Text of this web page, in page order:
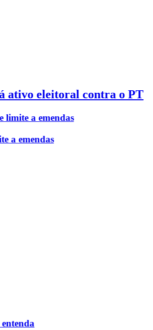
ativo eleitoral contra o PT
a emendas
a emendas